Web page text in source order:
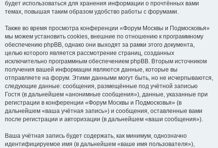
будет использоваться для хранения информации о прочтённых вами
темах, повышая таким образом удобство работы с форумами.
Также во время просмотра конференции «Форум Москвы и Подмосковья»
мы можем установить cookies, внешние по отношению к программному
обеспечению phpBB, однако они выходят за рамки этого документа,
целью которого является рассмотрение страниц, созданных
исключительно программным обеспечением phpBB. Вторым источником
получения вашей информации являются данные, которые вы
отправляете на форум. Этими данными могут быть, но не исчерпываются,
следующие данные: сообщения, размещённые под учётной записью
Гостя (в дальнейшем «анонимные сообщения»), данные, указанные при
регистрации в конференции «Форум Москвы и Подмосковья» (в
дальнейшем «ваша учётная запись») и сообщения, оставленные вами
после регистрации и авторизации (в дальнейшем «ваши сообщения»).
Ваша учётная запись будет содержать, как минимум, однозначно
идентифицируемое имя (в дальнейшем «ваше имя пользователя»),